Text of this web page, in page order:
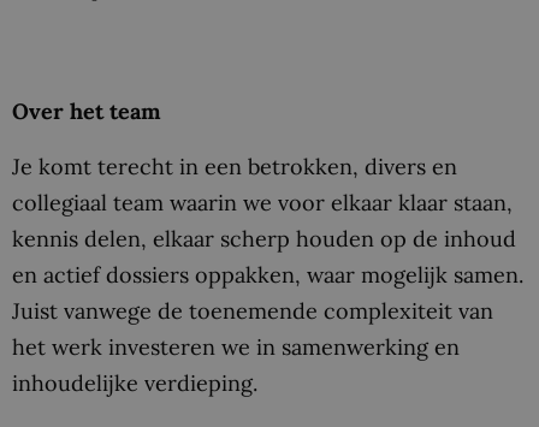
Over het team
Je komt terecht in een betrokken, divers en
collegiaal team waarin we voor elkaar klaar staan,
kennis delen, elkaar scherp houden op de inhoud
en actief dossiers oppakken, waar mogelijk samen.
Juist vanwege de toenemende complexiteit van
het werk investeren we in samenwerking en
inhoudelijke verdieping.